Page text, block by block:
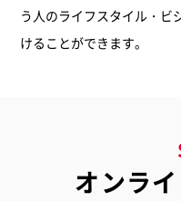
う人のライフスタイル・ビ
けることができます。
オンラ